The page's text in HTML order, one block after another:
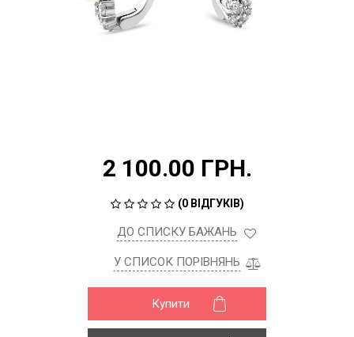
2 100.00 ГРН.
(0 ВІДГУКІВ)
ДО СПИСКУ БАЖАНЬ
У СПИСОК ПОРІВНЯНЬ
Купити